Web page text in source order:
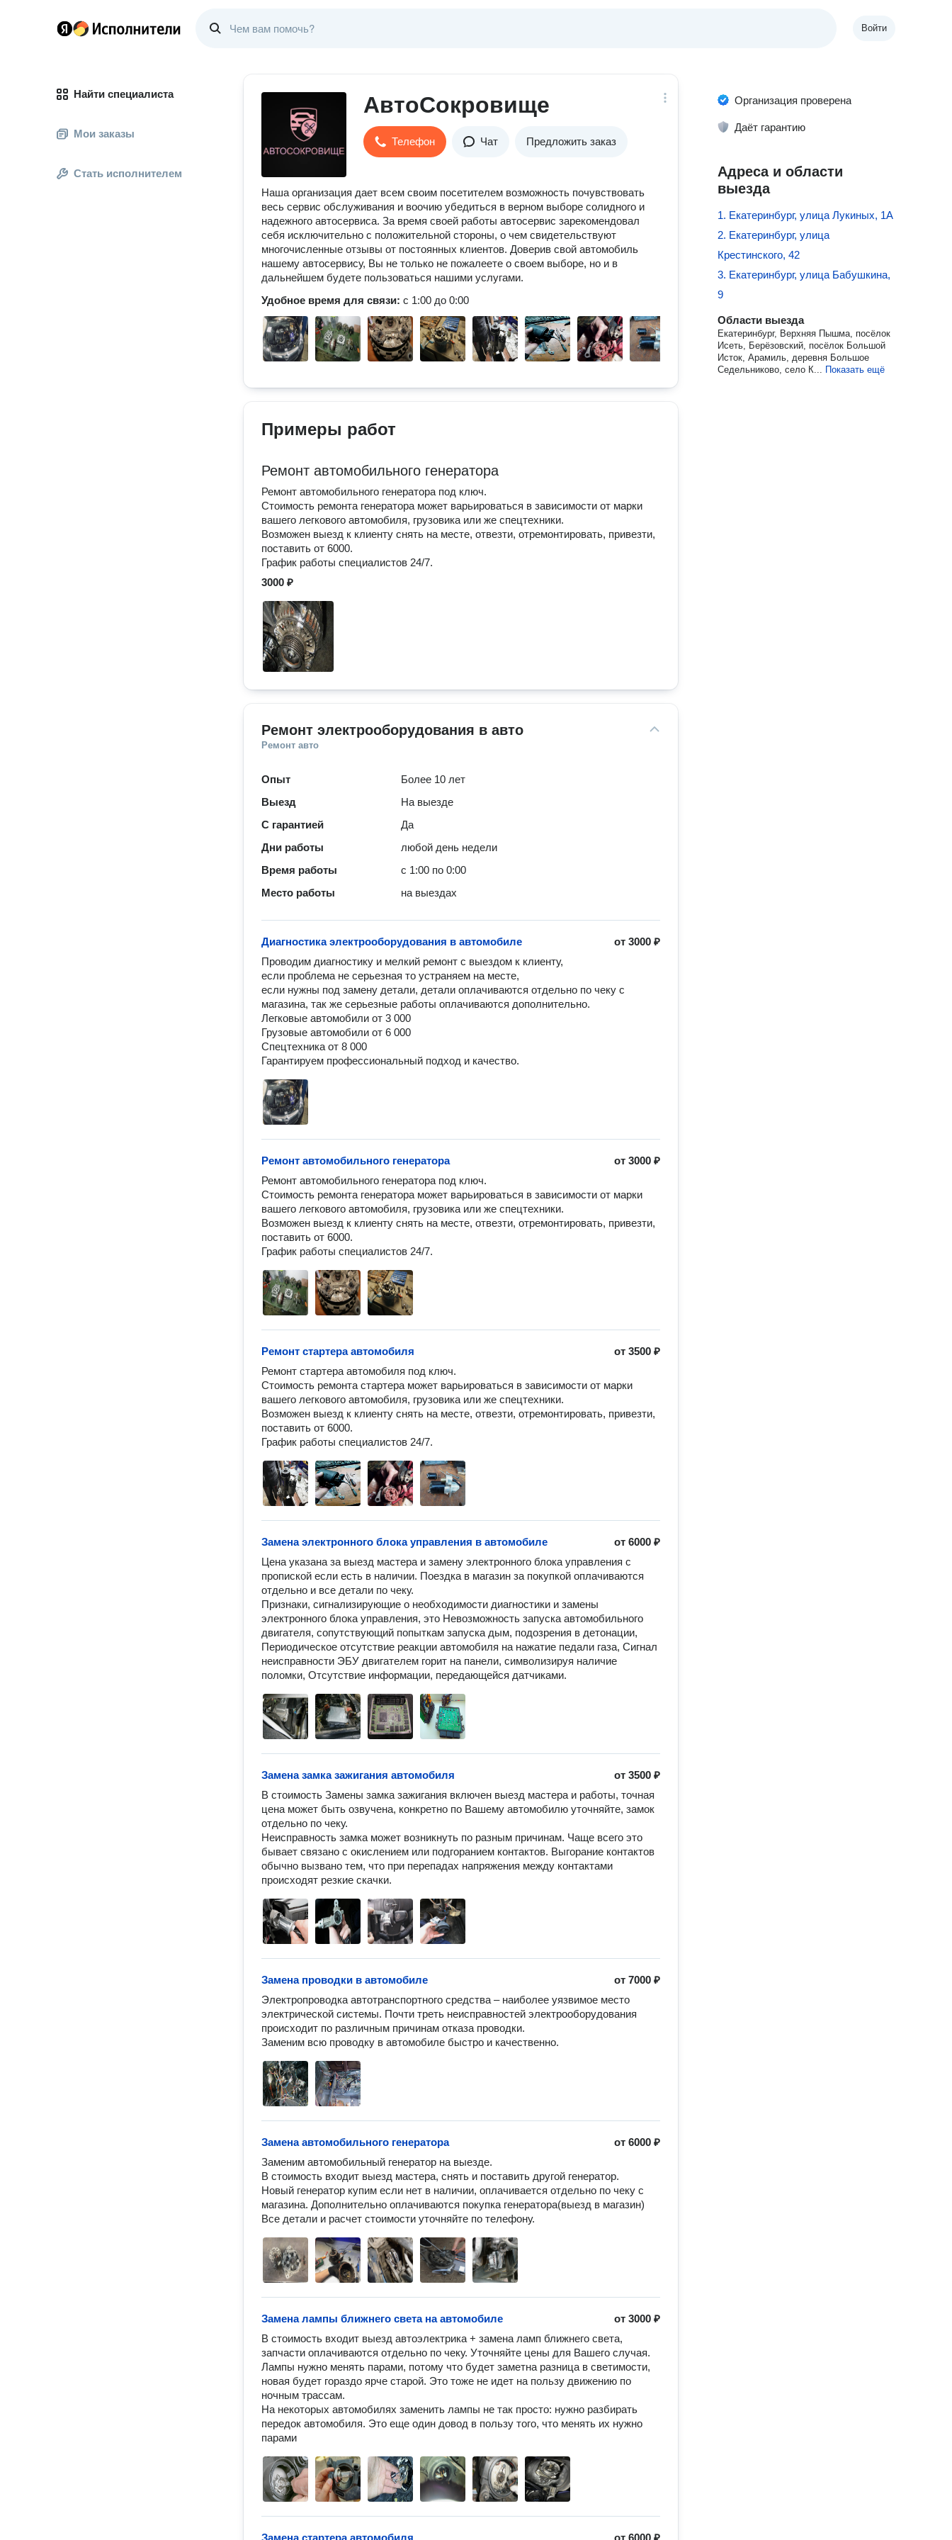
Войти
Найти специалиста
Мои заказы
Стать исполнителем
АвтоСокровище
Телефон Чат Предложить заказ
Наша организация дает всем своим посетителем возможность почувствовать
весь сервис обслуживания и воочию убедиться в верном выборе солидного и
надежного автосервиса. За время своей работы автосервис зарекомендовал
себя исключительно с положительной стороны, о чем свидетельствуют
многочисленные отзывы от постоянных клиентов. Доверив свой автомобиль
нашему автосервису, Вы не только не пожалеете о своем выборе, но и в
дальнейшем будете пользоваться нашими услугами.
Удобное время для связи: с 1:00 до 0:00
Примеры работ
Ремонт автомобильного генератора
Ремонт автомобильного генератора под ключ.
Стоимость ремонта генератора может варьироваться в зависимости от марки
вашего легкового автомобиля, грузовика или же спецтехники.
Возможен выезд к клиенту снять на месте, отвезти, отремонтировать, привезти,
поставить от 6000.
График работы специалистов 24/7.
3000 ₽
Ремонт электрооборудования в авто
Ремонт авто
Опыт
Более 10 лет
Выезд
На выезде
С гарантией
Да
Дни работы
любой день недели
Время работы
с 1:00 по 0:00
Место работы
на выездах
от3000 ₽
Диагностика электрооборудования в автомобиле
Проводим диагностику и мелкий ремонт с выездом к клиенту,
если проблема не серьезная то устраняем на месте,
если нужны под замену детали, детали оплачиваются отдельно по чеку с
магазина, так же серьезные работы оплачиваются дополнительно.
Легковые автомобили от 3 000
Грузовые автомобили от 6 000
Спецтехника от 8 000
Гарантируем профессиональный подход и качество.
от3000 ₽
Ремонт автомобильного генератора
Ремонт автомобильного генератора под ключ.
Стоимость ремонта генератора может варьироваться в зависимости от марки
вашего легкового автомобиля, грузовика или же спецтехники.
Возможен выезд к клиенту снять на месте, отвезти, отремонтировать, привезти,
поставить от 6000.
График работы специалистов 24/7.
от3500 ₽
Ремонт стартера автомобиля
Ремонт стартера автомобиля под ключ.
Стоимость ремонта стартера может варьироваться в зависимости от марки
вашего легкового автомобиля, грузовика или же спецтехники.
Возможен выезд к клиенту снять на месте, отвезти, отремонтировать, привезти,
поставить от 6000.
График работы специалистов 24/7.
от6000 ₽
Замена электронного блока управления в автомобиле
Цена указана за выезд мастера и замену электронного блока управления с
пропиской если есть в наличии. Поездка в магазин за покупкой оплачиваются
отдельно и все детали по чеку.
Признаки, сигнализирующие о необходимости диагностики и замены
электронного блока управления, это Невозможность запуска автомобильного
двигателя, сопутствующий попыткам запуска дым, подозрения в детонации,
Периодическое отсутствие реакции автомобиля на нажатие педали газа, Сигнал
неисправности ЭБУ двигателем горит на панели, символизируя наличие
поломки, Отсутствие информации, передающейся датчиками.
от3500 ₽
Замена замка зажигания автомобиля
В стоимость Замены замка зажигания включен выезд мастера и работы, точная
цена может быть озвучена, конкретно по Вашему автомобилю уточняйте, замок
отдельно по чеку.
Неисправность замка может возникнуть по разным причинам. Чаще всего это
бывает связано с окислением или подгоранием контактов. Выгорание контактов
обычно вызвано тем, что при перепадах напряжения между контактами
происходят резкие скачки.
от7000 ₽
Замена проводки в автомобиле
Электропроводка автотранспортного средства – наиболее уязвимое место
электрической системы. Почти треть неисправностей электрооборудования
происходит по различным причинам отказа проводки.
Заменим всю проводку в автомобиле быстро и качественно.
от6000 ₽
Замена автомобильного генератора
Заменим автомобильный генератор на выезде.
В стоимость входит выезд мастера, снять и поставить другой генератор.
Новый генератор купим если нет в наличии, оплачивается отдельно по чеку с
магазина. Дополнительно оплачиваются покупка генератора(выезд в магазин)
Все детали и расчет стоимости уточняйте по телефону.
от3000 ₽
Замена лампы ближнего света на автомобиле
В стоимость входит выезд автоэлектрика + замена ламп ближнего света,
запчасти оплачиваются отдельно по чеку. Уточняйте цены для Вашего случая.
Лампы нужно менять парами, потому что будет заметна разница в светимости,
новая будет гораздо ярче старой. Это тоже не идет на пользу движению по
ночным трассам.
На некоторых автомобилях заменить лампы не так просто: нужно разбирать
передок автомобиля. Это еще один довод в пользу того, что менять их нужно
парами
от6000 ₽
Замена стартера автомобиля
Организация проверена
Даёт гарантию
Адреса и области
выезда
1. Екатеринбург, улица Лукиных, 1А
2. Екатеринбург, улица
Крестинского, 42
3. Екатеринбург, улица Бабушкина,
9
Области выезда
Екатеринбург, Верхняя Пышма, посёлок
Исеть, Берёзовский, посёлок Большой
Исток, Арамиль, деревня Большое
Седельниково, село К... Показать ещё